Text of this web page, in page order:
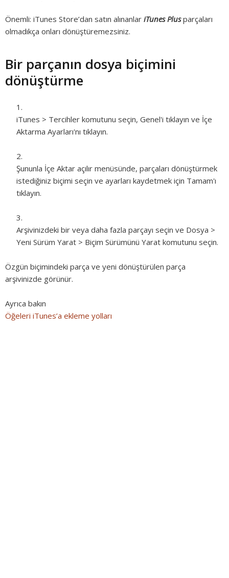
Önemli: iTunes Store’dan satın alınanlar iTunes Plusparçaları
olmadıkça onları dönüştüremezsiniz.
Bir parçanın dosya biçimini
dönüştürme
iTunes > Tercihler komutunu seçin, Genel'i tıklayın ve İçe
Aktarma Ayarları'nı tıklayın.
Şununla İçe Aktar açılır menüsünde, parçaları dönüştürmek
istediğiniz biçimi seçin ve ayarları kaydetmek için Tamam'ı
tıklayın.
Arşivinizdeki bir veya daha fazla parçayı seçin ve Dosya >
Yeni Sürüm Yarat > Biçim Sürümünü Yarat komutunu seçin.
Özgün biçimindeki parça ve yeni dönüştürülen parça
arşivinizde görünür.
Ayrıca bakın
Öğeleri iTunes’a ekleme yolları